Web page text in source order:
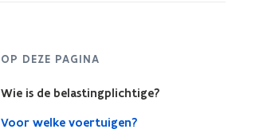
OP DEZE PAGINA
Wie is de belastingplichtige?
Voor welke voertuigen?